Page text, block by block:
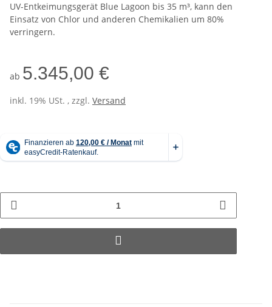
UV-Entkeimungsgerät Blue Lagoon bis 35 m³, kann den
Einsatz von Chlor und anderen Chemikalien um 80%
verringern.
ab 5.345,00 €
inkl. 19% USt. , zzgl. Versand